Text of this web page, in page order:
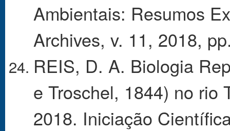
Ambientais: Resumos
Archives, v. 11, 2018,
REIS, D. A. Biologia
e Troschel, 1844) no rio
2018. Iniciação